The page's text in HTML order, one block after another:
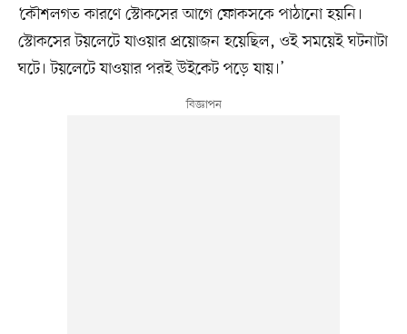
‘কৌশলগত কারণে স্টোকসের আগে ফোকসকে পাঠানো হয়নি।
স্টোকসের টয়লেটে যাওয়ার প্রয়োজন হয়েছিল, ওই সময়েই ঘটনাটা
ঘটে। টয়লেটে যাওয়ার পরই উইকেট পড়ে যায়।’